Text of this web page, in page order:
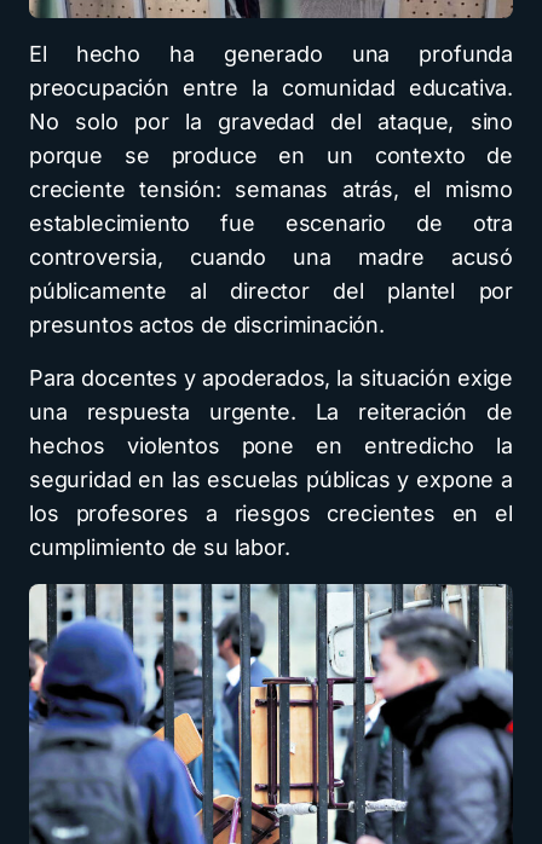
El hecho ha generado una profunda
preocupación entre la comunidad educativa.
No solo por la gravedad del ataque, sino
porque se produce en un contexto de
creciente tensión: semanas atrás, el mismo
establecimiento fue escenario de otra
controversia, cuando una madre acusó
públicamente al director del plantel por
presuntos actos de discriminación.
Para docentes y apoderados, la situación exige
una respuesta urgente. La reiteración de
hechos violentos pone en entredicho la
seguridad en las escuelas públicas y expone a
los profesores a riesgos crecientes en el
cumplimiento de su labor.